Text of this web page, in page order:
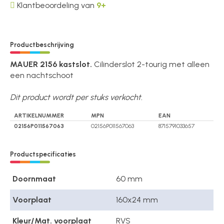
Klantbeoordeling van 9+
Productbeschrijving
MAUER 2156 kastslot. Cilinderslot 2-tourig met alleen
een nachtschoot
Dit product wordt per stuks verkocht.
ARTIKELNUMMER MPN
EAN
02156P011567063
02156P011567063 8715791033657
Productspecificaties
Doornmaat 60 mm
Voorplaat 160x24 mm
Kleur/Mat. voorplaat RVS